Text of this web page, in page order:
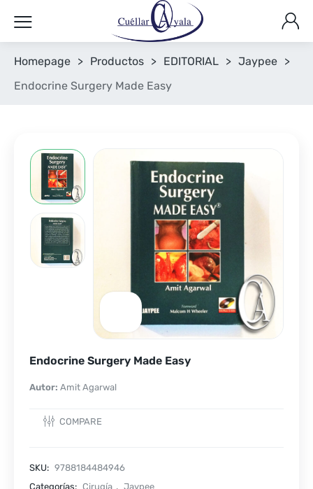
Homepage > Productos > EDITORIAL > Jaypee >
Endocrine Surgery Made Easy
Endocrine Surgery Made Easy
Autor: Amit Agarwal
COMPARE
SKU: 9788184484946
Categorías: Cirugía , Jaypee